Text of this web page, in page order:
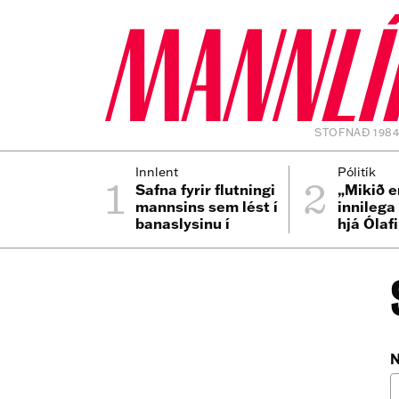
STOFNAÐ 1984
1 Innlent
Safna fyrir flutningi
mannsins sem lést í
banaslysinu í
2 Pólitík
„Mikið
hjá